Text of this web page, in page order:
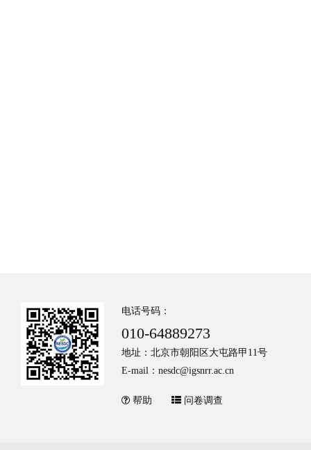
电话号码：
010-64889273
地址：北京市朝阳区大屯路甲11号
E-mail：nesdc@igsnrr.ac.cn
帮助 问卷调查